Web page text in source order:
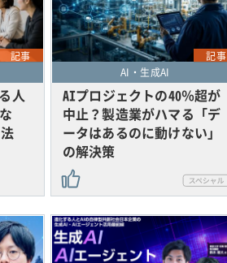
記事
人
記事
AI・生成AI
AIプロジェクトの40％超が
中止？製造業がハマる「デ
ータはあるのに動けない」
の解決策